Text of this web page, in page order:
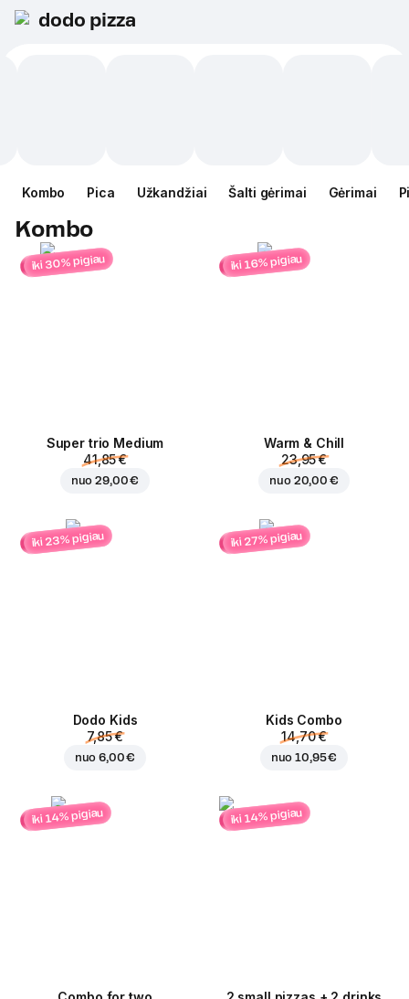
dodo pizza
Kombo Pica Užkandžiai Šalti gėrimai Gėrimai
Kombo
iki 30% pigiau
Super trio Medium
41,85 €
nuo29,00 €
iki 16% pigiau
Warm & Chill
23,95 €
nuo 20,00 €
iki 23% pigiau
Dodo Kids
7,85 €
nuo6,00 €
iki 27% pigiau
Kids Combo
14,70 €
nuo10,95 €
iki 14% pigiau iki 14% pigiau